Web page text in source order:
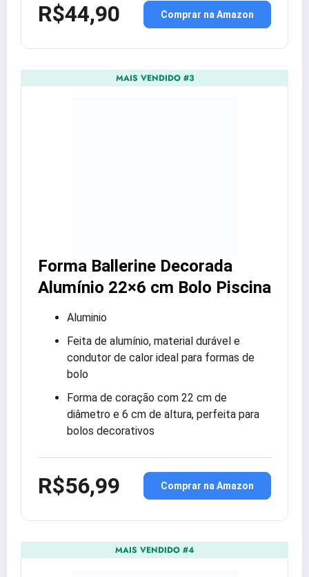
R$44,90 Comprar na Amazon
MAIS VENDIDO #3
Forma Ballerine Decorada
Alumínio 22×6 cm Bolo Piscina
Aluminio
Feita de alumínio, material durável e
condutor de calor ideal para formas de
bolo
Forma de coração com 22 cm de
diâmetro e 6 cm de altura, perfeita para
bolos decorativos
R$56,99 Comprar na Amazon
MAIS VENDIDO #4